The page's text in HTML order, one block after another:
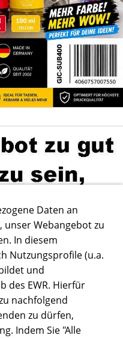
Daten an
Webangebot zu
In diesem
Nutzungsprofile (u.a.
und
des EWR. Hierfür
nachfolgend
zu dürfen,
Indem Sie "Alle